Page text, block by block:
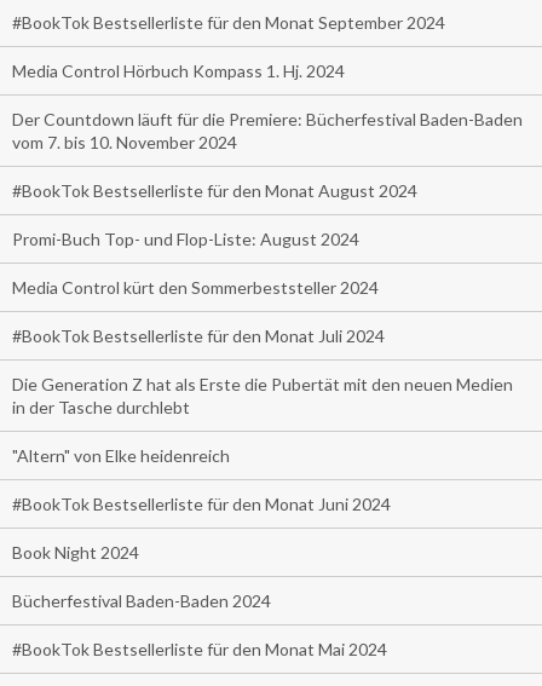
#BookTok Bestsellerliste für den Monat September 2024
Media Control Hörbuch Kompass 1. Hj. 2024
Der Countdown läuft für die Premiere: Bücherfestival Baden-Baden
vom 7. bis 10. November 2024
#BookTok Bestsellerliste für den Monat August 2024
Promi-Buch Top- und Flop-Liste: August 2024
Media Control kürt den Sommerbeststeller 2024
#BookTok Bestsellerliste für den Monat Juli 2024
Die Generation Z hat als Erste die Pubertät mit den neuen Medien
in der Tasche durchlebt
"Altern" von Elke heidenreich
#BookTok Bestsellerliste für den Monat Juni 2024
Book Night 2024
Bücherfestival Baden-Baden 2024
#BookTok Bestsellerliste für den Monat Mai 2024